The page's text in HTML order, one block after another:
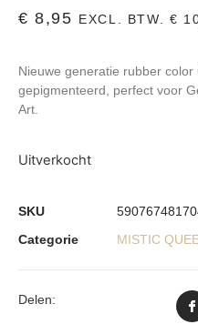
€ 8,95 EXCL. BTW. €
Nieuwe generatie rubber
gepigmenteerd, perfect voor
Art.
Uitverkocht
SKU
Categorie
MISTIC
Delen: